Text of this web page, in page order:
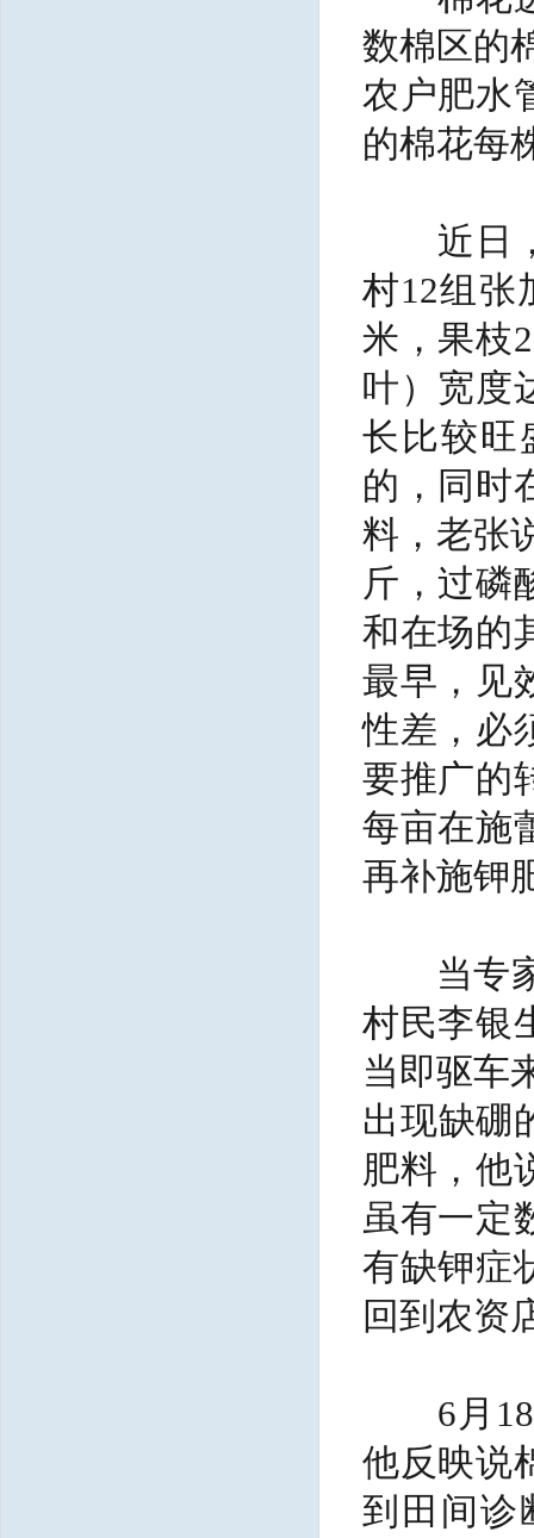
数棉区的
农户肥水
的棉花每
近日，
村12组张
米，果枝
叶）宽度
长比较旺
的，同时
料，老张
斤，过磷
和在场的
最早，见
性差，必
要推广的
每亩在施
再补施钾
当专家
村民李银
当即驱车
出现缺硼
肥料，他
虽有一定
有缺钾症
回到农资
6月18
他反映说
到田间诊